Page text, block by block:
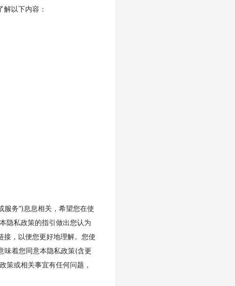
以下内容：
务”)息息相关，希望您在使
隐私政策的指引做出您认为
接，以便您更好地理解。您使
味着您同意本隐私政策(含更
策或相关事宜有任何问题，